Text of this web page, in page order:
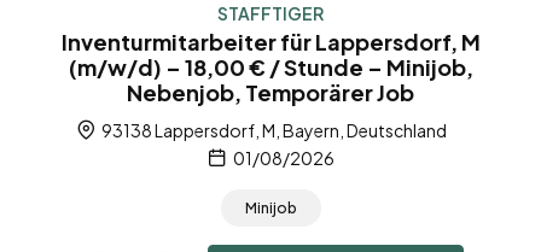
STAFFTIGER
Inventurmitarbeiter für Lappersdorf, M
(m/w/d) – 18,00 € / Stunde – Minijob,
Nebenjob, Temporärer Job
93138 Lappersdorf, M, Bayern, Deutschland
01/08/2026
Minijob